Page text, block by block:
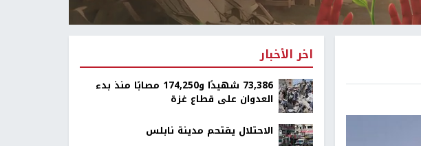
اخر الأخبار
73,386 شهيدًا و174,250 مصابًا منذ بدء
العدوان على قطاع غزة
الاحتلال يقتحم مدينة نابلس